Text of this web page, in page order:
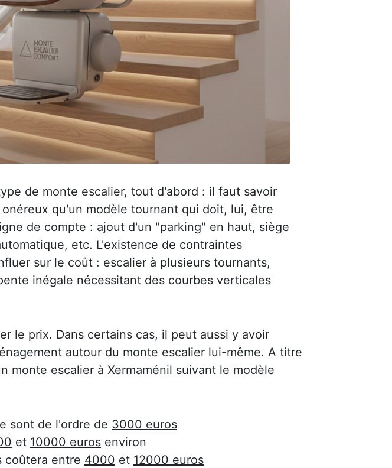
de monte escalier, tout d'abord : il faut savoir
qu'un modèle tournant qui doit, lui, être
de compte : ajout d'un "parking" en haut, siège
etc. L'existence de contraintes
sur le coût : escalier à plusieurs tournants,
inégale nécessitant des courbes verticales
le prix. Dans certains cas, il peut aussi y avoir
autour du monte escalier lui-même. A titre
escalier à Xermaménil suivant le modèle
sont de l'ordre de 3000 euros
et 10000 euros environ
coûtera entre 4000 et 12000 euros